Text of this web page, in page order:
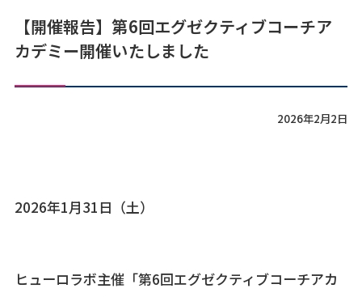
【開催報告】第6回エグゼクティブコーチア
カデミー開催いたしました
2026年2月2日
2026年1月31日（土）
ヒューロラボ主催「第6回エグゼクティブコーチアカ